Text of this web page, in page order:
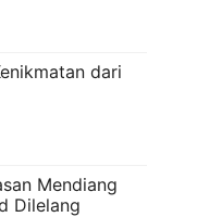
dari
Mendiang
Dilelang